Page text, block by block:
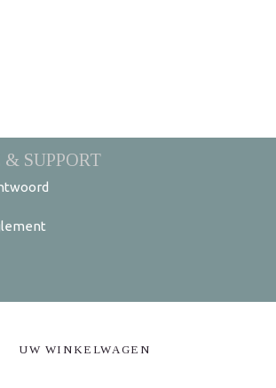
& SUPPORT
UW WINKELWAGEN